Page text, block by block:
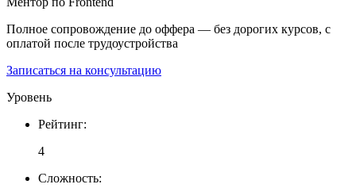
Полное сопровождение до оффера — без дорогих курсов, с
оплатой после трудоустройства
Записаться на консультацию
Уровень
Рейтинг:
4
Сложность: